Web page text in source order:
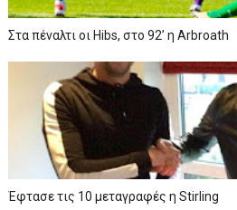
Στα πέναλτι οι Hibs, στο 92’ η Arbroath
Έφτασε τις 10 μεταγραφές η Stirling